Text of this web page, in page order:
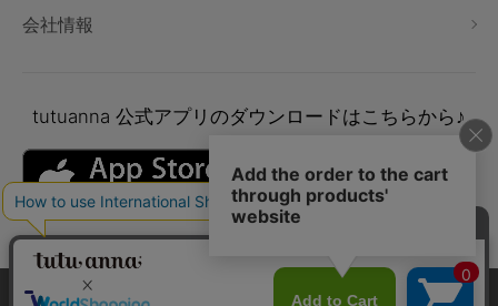
会社情報
tutuanna 公式アプリのダウンロードはこちらから♪
本サイトでは、より快適にご利用いただけるようCookieを利用し